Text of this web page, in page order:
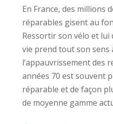
En France, des millions
réparables gisent au
Ressortir son vélo et lui
vie prend tout son sens
l’appauvrissement des
années 70 est souvent
réparable et de façon
de moyenne gamme